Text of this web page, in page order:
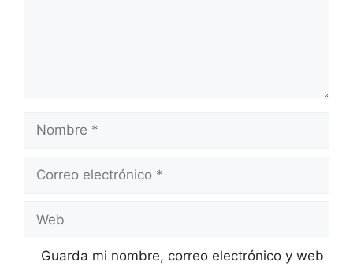
electrónico
Guarda mi nombre, correo electrónico y web